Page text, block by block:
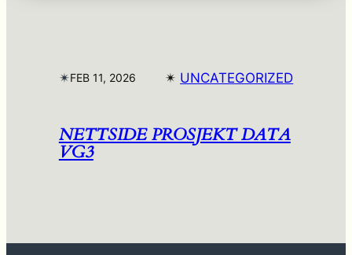
✴︎FEB 11, 2026 ✴︎ UNCATEGORIZED
NETTSIDE PROSJEKT DATA
VG3